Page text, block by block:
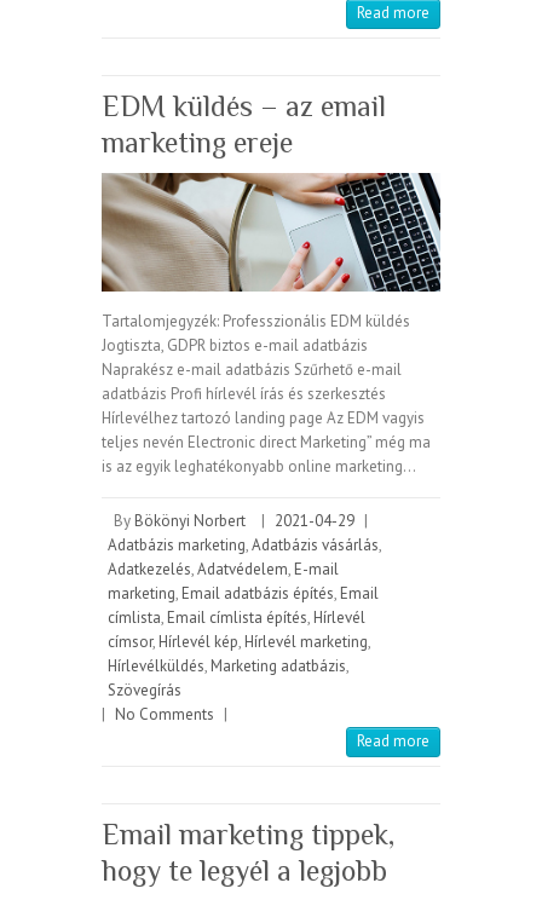
Read more
EDM küldés – az email
marketing ereje
Tartalomjegyzék: Professzionális EDM küldés
Jogtiszta, GDPR biztos e-mail adatbázis
Naprakész e-mail adatbázis Szűrhető e-mail
adatbázis Profi hírlevél írás és szerkesztés
Hírlevélhez tartozó landing page Az EDM vagyis
teljes nevén Electronic direct Marketing” még ma
is az egyik leghatékonyabb online marketing…
By Bökönyi Norbert | 2021-04-29 |
Adatbázis marketing,Adatbázis vásárlás,
Adatkezelés,Adatvédelem, E-mail
marketing, Email adatbázis építés, Email
címlista, Email címlista építés, Hírlevél
címsor, Hírlevél kép, Hírlevél marketing,
Hírlevélküldés, Marketing adatbázis,
Szövegírás
| No Comments |
Read more
Email marketing tippek,
hogy te legyél a legjobb